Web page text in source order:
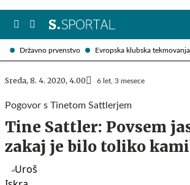
Državno prvenstvo Evropska klubska tekmovanja
Sreda, 8. 4. 2020, 4.00 6 let, 3 mesece
Pogovor s Tinetom Sattlerjem
Tine Sattler: Povsem
zakaj je bilo toliko